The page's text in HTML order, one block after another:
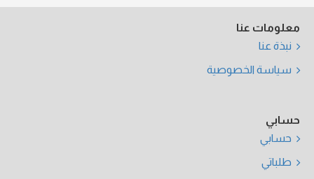
معلومات عنا
نبذة عنا
سياسة الخصوصية
حسابي
حسابي
طلباتي